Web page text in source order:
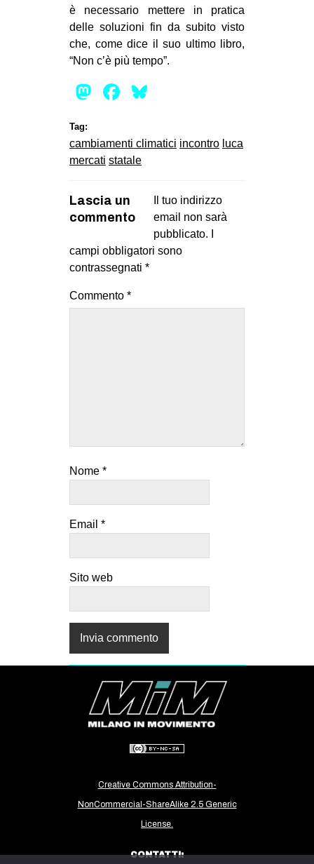
MANIFESTI
MUSICA
RECENSIONI
INTERNAZIONALE
ESTREMO ORIENTE
MEDIO ORIENTE
EVENTI
è necessario mettere in pratica
delle soluzioni fin da subito visto
che, come dice il suo ultimo libro,
“Non c’è più tempo”.
Mastodon
Facebook
Tag:
cambiamenti climatici incontro luca
mercati statale
Lascia un
commento
Il tuo indirizzo
email non sarà
pubblicato.
campi obbligatori sono
contrassegnati *
Commento *
Nome *
Email *
Sito web
Creative Commons Attribution-
NonCommercial-ShareAlike 2.5 Generic
License.
CONTATTI: